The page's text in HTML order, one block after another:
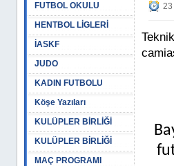
FUTBOL OKULU
HENTBOL LİGLERİ
İASKF
JUDO
KADIN FUTBOLU
Köşe Yazıları
KULÜPLER BİRLİĞİ
KULÜPLER BİRLİĞİ
MAÇ PROGRAMI
23